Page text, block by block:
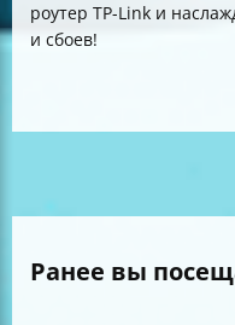
роутер TP-Link и
и сбоев!
Ранее вы